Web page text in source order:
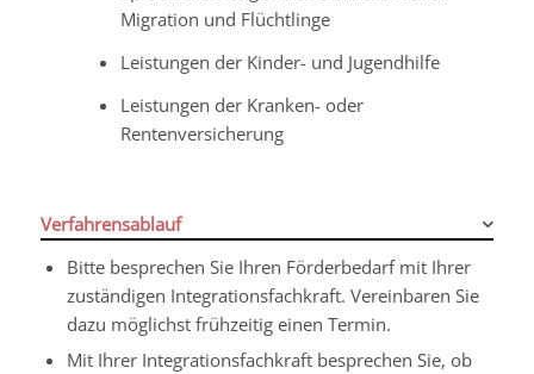
Migration und Flüchtlinge
Leistungen der Kinder- und Jugendhilfe
Leistungen der Kranken- oder
Rentenversicherung
Verfahrensablauf
Bitte besprechen Sie Ihren Förderbedarf mit Ihrer
zuständigen Integrationsfachkraft. Vereinbaren Sie
dazu möglichst frühzeitig einen Termin.
Mit Ihrer Integrationsfachkraft besprechen Sie, ob